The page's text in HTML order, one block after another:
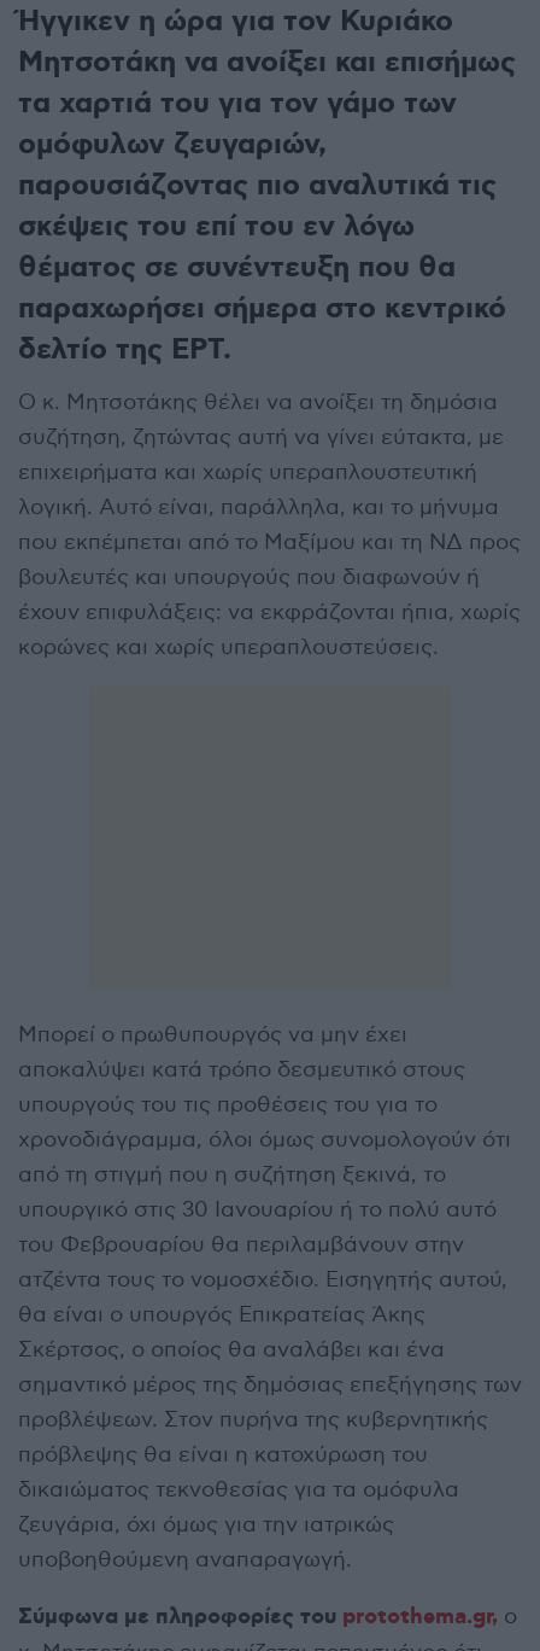
Ήγγικεν η ώρα για τον Κυριάκο
Μητσοτάκη να ανοίξει και επισήμως
τα χαρτιά του για τον γάμο των
ομόφυλων ζευγαριών,
παρουσιάζοντας πιο αναλυτικά τις
σκέψεις του επί του εν λόγω
θέματος σε συνέντευξη που θα
παραχωρήσει σήμερα στο κεντρικό
δελτίο της ΕΡΤ.
Ο κ. Μητσοτάκης θέλει να ανοίξει τη δημόσια
συζήτηση, ζητώντας αυτή να γίνει εύτακτα, με
επιχειρήματα και χωρίς υπεραπλουστευτική
λογική. Αυτό είναι, παράλληλα, και το μήνυμα
που εκπέμπεται από το Μαξίμου και τη ΝΔ προς
βουλευτές και υπουργούς που διαφωνούν ή
έχουν επιφυλάξεις: να εκφράζονται ήπια, χωρίς
κορώνες και χωρίς υπεραπλουστεύσεις.
Μπορεί ο πρωθυπουργός να μην έχει
αποκαλύψει κατά τρόπο δεσμευτικό στους
υπουργούς του τις προθέσεις του για το
χρονοδιάγραμμα, όλοι όμως συνομολογούν ότι
από τη στιγμή που η συζήτηση ξεκινά, το
υπουργικό στις 30 Ιανουαρίου ή το πολύ αυτό
του Φεβρουαρίου θα περιλαμβάνουν στην
ατζέντα τους το νομοσχέδιο. Εισηγητής αυτού,
θα είναι ο υπουργός Επικρατείας Άκης
Σκέρτσος, ο οποίος θα αναλάβει και ένα
σημαντικό μέρος της δημόσιας επεξήγησης των
προβλέψεων. Στον πυρήνα της κυβερνητικής
πρόβλεψης θα είναι η κατοχύρωση του
δικαιώματος τεκνοθεσίας για τα ομόφυλα
ζευγάρια, όχι όμως για την ιατρικώς
υποβοηθούμενη αναπαραγωγή.
Σύμφωνα με πληροφορίες του protothema.gr, ο